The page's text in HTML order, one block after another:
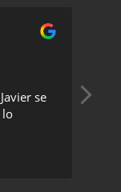
se
lo